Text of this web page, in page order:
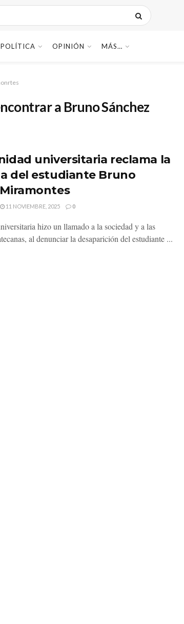
POLÍTICA OPINIÓN MÁS…
a Bruno Sánchez
universitaria reclama la
del estudiante Bruno
11 NOVIEMBRE, 2025 0
hizo un llamado a la sociedad y a las
al denunciar la desaparición del estudiante ...